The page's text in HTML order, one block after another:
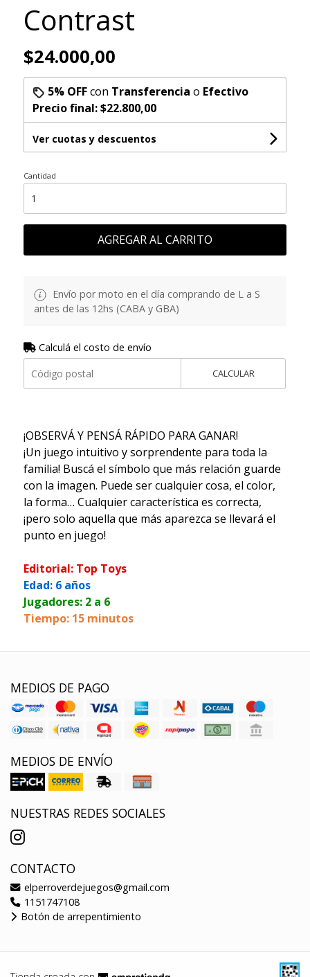
Contrast
$24.000,00
5% OFFcon Transferencia o Efectivo
Precio final:$22.800,00
Ver cuotas y descuentos
Cantidad
AGREGAR AL CARRITO
Envío por moto en el día comprando de L a S
antes de las 12hs (CABA y GBA)
Calculá el costo de envío
CALCULAR
¡OBSERVÁ Y PENSÁ RÁPIDO PARA GANAR!
¡Un juego intuitivo y sorprendente para toda la
familia! Buscá el símbolo que más relación guarde
con la imagen. Puede ser cualquier cosa, el color,
la forma… Cualquier característica es correcta,
¡pero solo aquella que más aparezca se llevará el
punto en juego!
Editorial: Top Toys
Edad: 6 años
Jugadores: 2 a 6
Tiempo: 15 minutos
MEDIOS DE PAGO
MEDIOS DE ENVÍO
NUESTRAS REDES SOCIALES
CONTACTO
elperroverdejuegos@gmail.com
1151747108
Botón de arrepentimiento